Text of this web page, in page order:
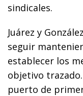
sindicales.
Juárez y
seguir
establecer los
objetivo
puerto de